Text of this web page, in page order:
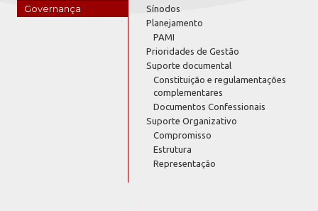
Governança
Sínodos
Planejamento
PAMI
Prioridades de Gestão
Suporte documental
Constituição e regulamentações
complementares
Documentos Confessionais
Suporte Organizativo
Compromisso
Estrutura
Representação